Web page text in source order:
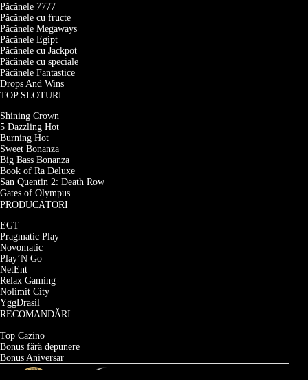
Păcănele 7777
Păcănele cu fructe
Păcănele Megaways
Păcănele Egipt
Păcănele cu Jackpot
Păcănele cu speciale
Păcănele Fantastice
Drops And Wins
TOP SLOTURI
Shining Crown
5 Dazzling Hot
Burning Hot
Sweet Bonanza
Big Bass Bonanza
Book of Ra Deluxe
San Quentin 2: Death Row
Gates of Olympus
PRODUCĂTORI
EGT
Pragmatic Play
Novomatic
Play’N Go
NetEnt
Relax Gaming
Nolimit City
YggDrasil
RECOMANDĂRI
Top Cazino
Bonus fără depunere
Bonus Aniversar